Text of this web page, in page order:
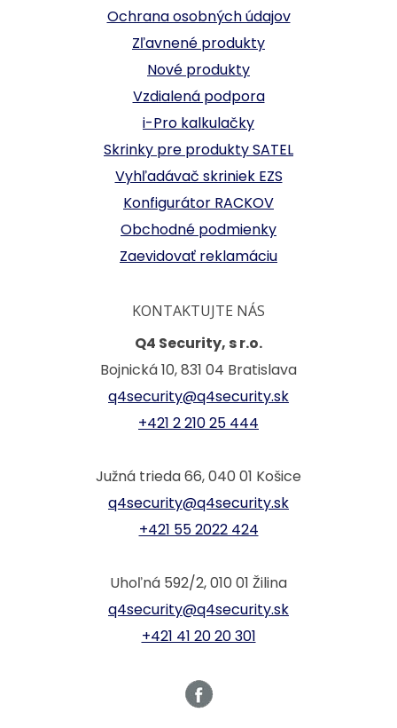
Ochrana osobných údajov
Zľavnené produkty
Nové produkty
Vzdialená podpora
i-Pro kalkulačky
Skrinky pre produkty SATEL
Vyhľadávač skriniek EZS
Konfigurátor RACKOV
Obchodné podmienky
Zaevidovať reklamáciu
KONTAKTUJTE NÁS
Q4 Security, s r.o.
Bojnická 10, 831 04 Bratislava
q4security@q4security.sk
+421 2 210 25 444
Južná trieda 66, 040 01 Košice
q4security@q4security.sk
+421 55 2022 424
Uhoľná 592/2, 010 01 Žilina
q4security@q4security.sk
+421 41 20 20 301